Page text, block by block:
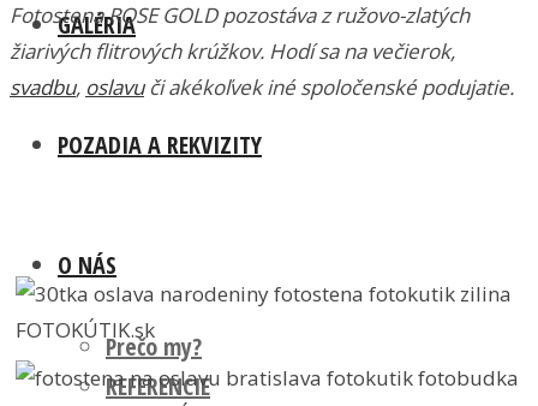
GALÉRIA
POZADIA A REKVIZITY
O NÁS
Prečo my?
REFERENCIE
Fotostena ROSE GOLD pozostáva z ružovo-zlatých
žiarivých flitrových krúžkov. Hodí sa na večierok,
svadbu, oslavuči akékoľvek iné spoločenské podujatie.